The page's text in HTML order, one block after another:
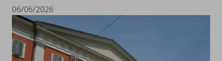
06/06/2026